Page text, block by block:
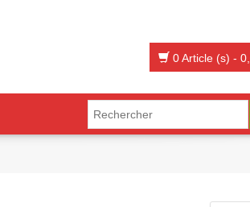
0 Article (s) -